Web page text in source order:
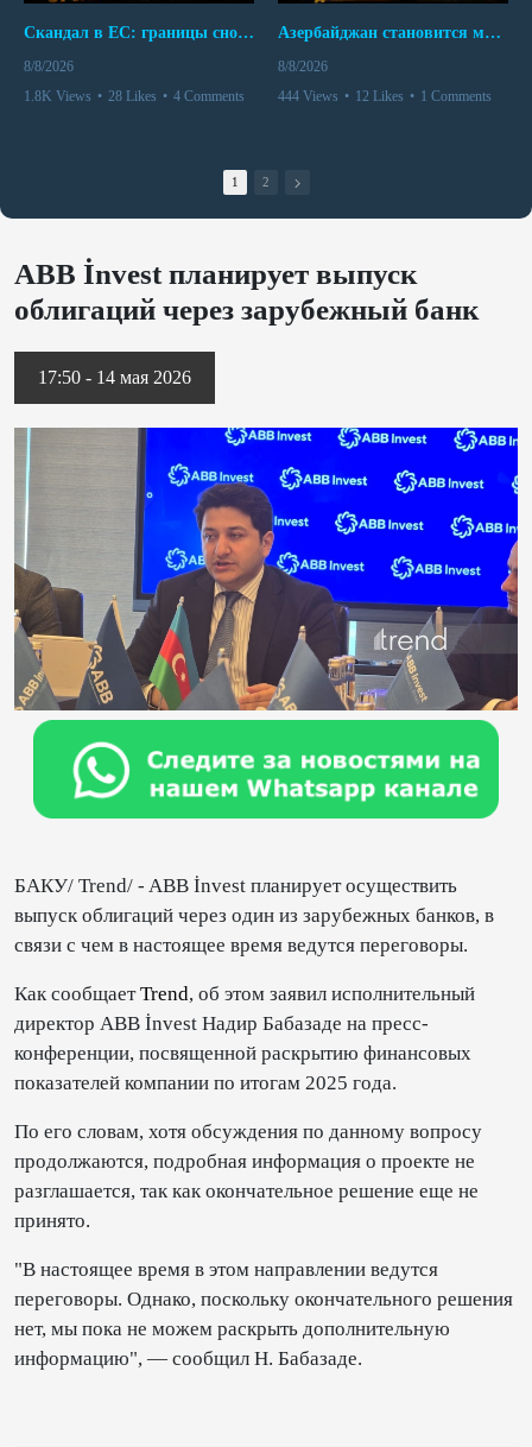
Скандал в ЕС: границы снова под контролем
8/8/2026
1.8K Views • 28 Likes • 4 Comments
Азербайджан становится мостом между Востоком и Западом
8/8/2026
444 Views • 12 Likes • 1 Comments
1 2
ABB İnvest планирует выпуск
облигаций через зарубежный банк
17:50 - 14 мая 2026
БАКУ/ Trend/ - ABB İnvest планирует осуществить
выпуск облигаций через один из зарубежных банков, в
связи с чем в настоящее время ведутся переговоры.
Как сообщаетTrend, об этом заявил исполнительный
директор ABB İnvest Надир Бабазаде на пресс-
конференции, посвященной раскрытию финансовых
показателей компании по итогам 2025 года.
По его словам, хотя обсуждения по данному вопросу
продолжаются, подробная информация о проекте не
разглашается, так как окончательное решение еще не
принято.
"В настоящее время в этом направлении ведутся
переговоры. Однако, поскольку окончательного решения
нет, мы пока не можем раскрыть дополнительную
информацию", — сообщил Н. Бабазаде.